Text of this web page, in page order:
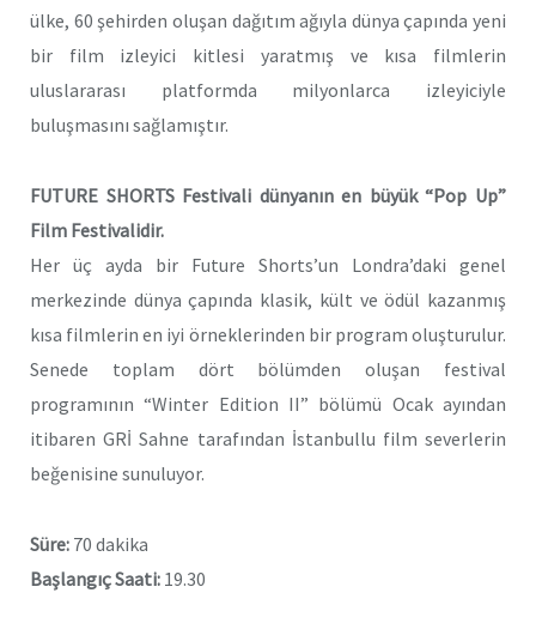
ülke, 60 şehirden oluşan dağıtım ağıyla dünya çapında yeni
bir film izleyici kitlesi yaratmış ve kısa filmlerin
uluslararası platformda milyonlarca izleyiciyle
buluşmasını sağlamıştır.
FUTURE SHORTS Festivali dünyanın en büyük “Pop Up”
Film Festivalidir.
Her üç ayda bir Future Shorts’un Londra’daki genel
merkezinde dünya çapında klasik, kült ve ödül kazanmış
kısa filmlerin en iyi örneklerinden bir program oluşturulur.
Senede toplam dört bölümden oluşan festival
programının “Winter Edition II” bölümü Ocak ayından
itibaren GRİ Sahne tarafından İstanbullu film severlerin
beğenisine sunuluyor.
Süre: 70 dakika
Başlangıç Saati: 19.30